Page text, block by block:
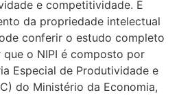
e competitividade. É
da propriedade intelectual
conferir o estudo completo
que o NIPI é composto por
Especial de Produtividade e
do Ministério da Economia,